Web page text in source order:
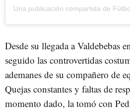
Desde su llegada a Valdebebas
seguido las controvertidas
ademanes de su compañero de
Quejas constantes y faltas de
momento dado, la tomó con